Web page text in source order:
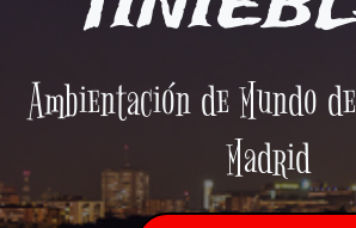
Ambientación de Mundo
Madrid